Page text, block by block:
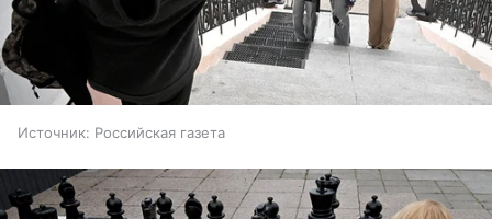
Источник: Российская газета